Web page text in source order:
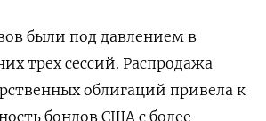
были под давлением в
трех сессий. Распродажа
облигаций привела к
бондов США с более